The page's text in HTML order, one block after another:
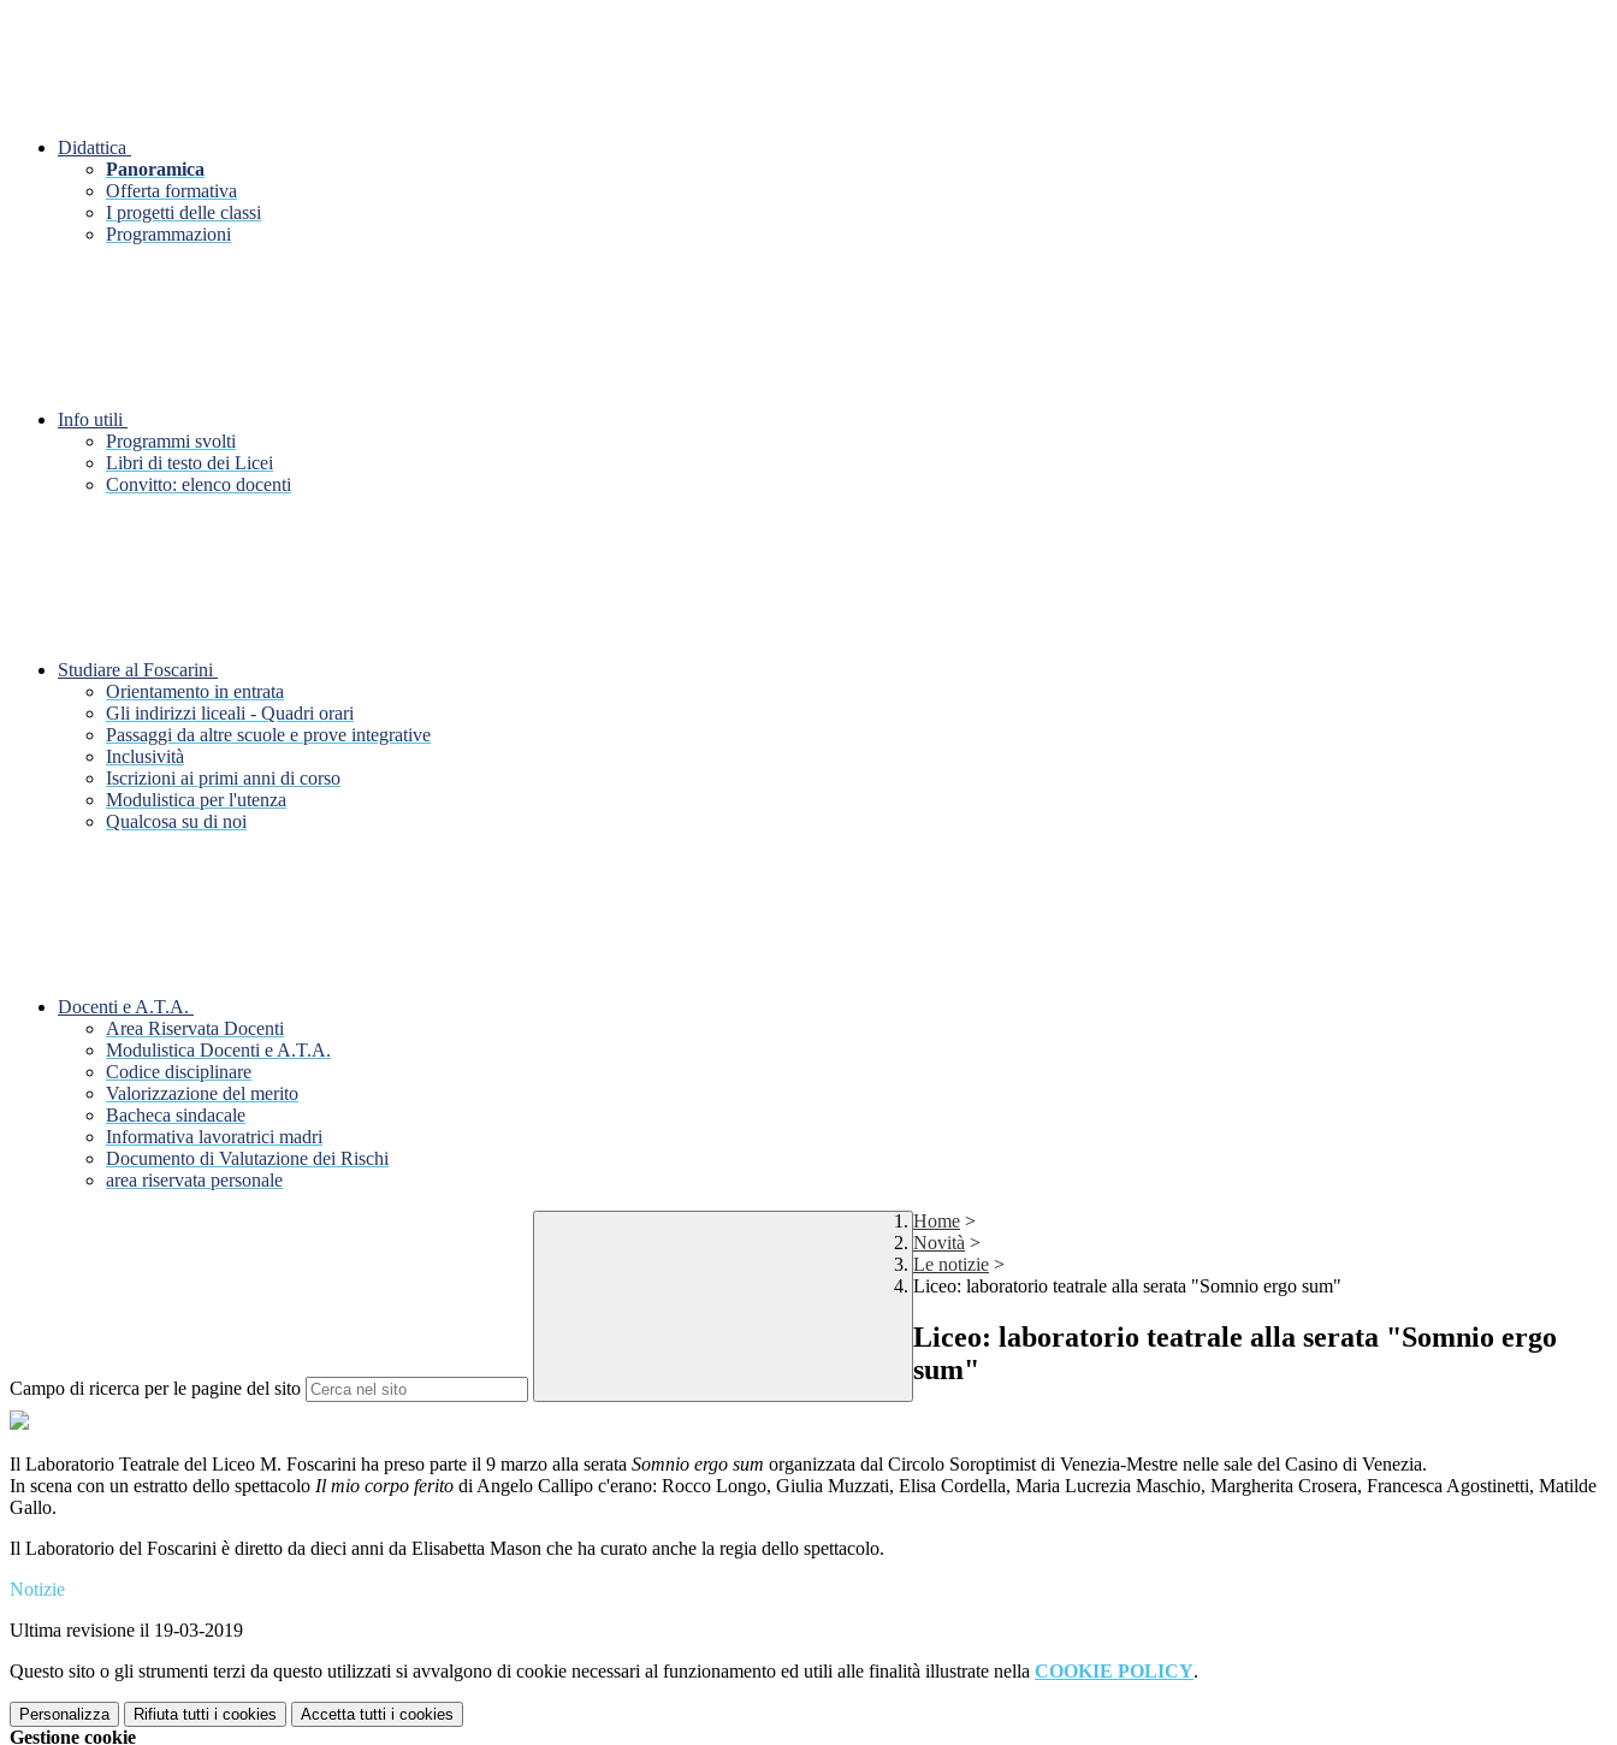
Didattica
Panoramica
Offerta formativa
I progetti delle classi
Programmazioni
Info utili
Programmi svolti
Libri di testo dei Licei
Convitto: elenco docenti
Studiare al Foscarini
Orientamento in entrata
Gli indirizzi liceali - Quadri orari
Passaggi da altre scuole e prove integrative
Inclusività
Iscrizioni ai primi anni di corso
Modulistica per l'utenza
Qualcosa su di noi
Docenti e A.T.A.
Area Riservata Docenti
Modulistica Docenti e A.T.A.
Codice disciplinare
Valorizzazione del merito
Bacheca sindacale
Informativa lavoratrici madri
Documento di Valutazione dei Rischi
area riservata personale
Campo di ricerca per le pagine del sito
Home >
Novità >
Le notizie >
Liceo: laboratorio teatrale alla serata "Somnio ergo sum"
Liceo: laboratorio teatrale alla serata "Somnio ergo
sum"
Il Laboratorio Teatrale del Liceo M. Foscarini ha preso parte il 9 marzo alla serata Somnio ergo sum organizzata dal Circolo Soroptimist di Venezia-Mestre nelle sale del Casino di Venezia.
In scena con un estratto dello spettacolo Il mio corpo ferito di Angelo Callipo c'erano: Rocco Longo, Giulia Muzzati, Elisa Cordella, Maria Lucrezia Maschio, Margherita Crosera, Francesca Agostinetti, Matilde
Gallo.
Il Laboratorio del Foscarini è diretto da dieci anni da Elisabetta Mason che ha curato anche la regia dello spettacolo.
Notizie
Ultima revisione il 19-03-2019
Questo sito o gli strumenti terzi da questo utilizzati si avvalgono di cookie necessari al funzionamento ed utili alle finalità illustrate nella COOKIE POLICY.
Personalizza Rifiuta tutti i cookies Accetta tutti i cookies
Gestione cookie